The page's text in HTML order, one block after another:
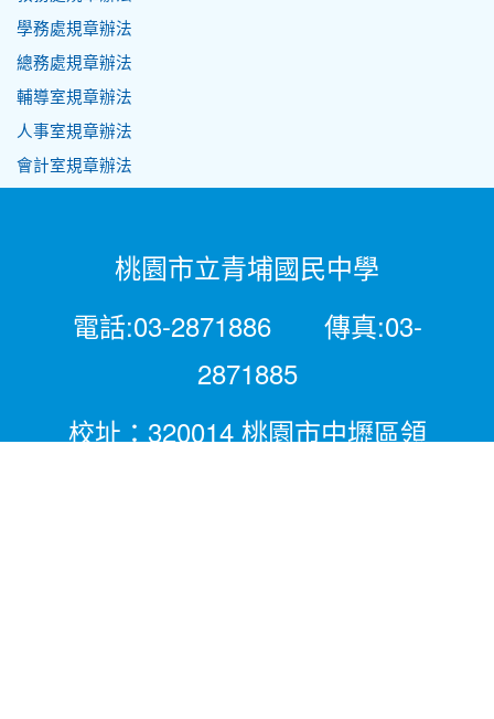
學務處規章辦法
總務處規章辦法
輔導室規章辦法
人事室規章辦法
會計室規章辦法
桃園市立青埔國民中學
電話:03-2871886 傳真:03-
2871885
校址：320014 桃園市中壢區領